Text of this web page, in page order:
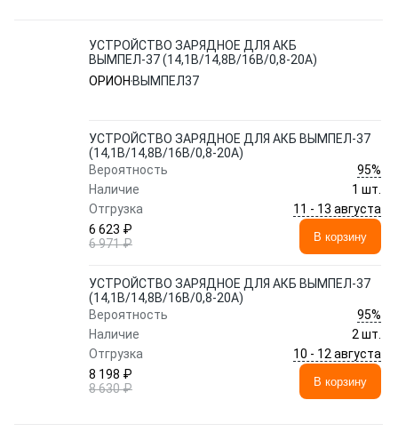
УСТРОЙСТВО ЗАРЯДНОЕ ДЛЯ АКБ
ВЫМПЕЛ-37 (14,1В/14,8В/16B/0,8-20А)
ОРИОН ВЫМПЕЛ37
УСТРОЙСТВО ЗАРЯДНОЕ ДЛЯ АКБ ВЫМПЕЛ-37
(14,1В/14,8В/16B/0,8-20А)
Вероятность
95%
Наличие
1 шт.
Отгрузка
11 - 13 августа
6 623 ₽
6 971 ₽
В корзину
УСТРОЙСТВО ЗАРЯДНОЕ ДЛЯ АКБ ВЫМПЕЛ-37
(14,1В/14,8В/16B/0,8-20А)
Вероятность
95%
Наличие
2 шт.
Отгрузка
10 - 12 августа
8 198 ₽
8 630 ₽
В корзину